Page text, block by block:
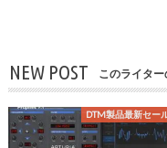
NEW POST このライタ
DTM製品最新セー